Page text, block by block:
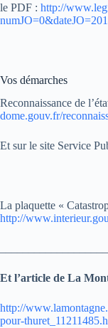
le PDF : http://
Vos démarches
Reconnaissance de
dome.gouv.fr/
Et sur le site Service
La plaquette «
http://
Et l’article de La
http://
pour-